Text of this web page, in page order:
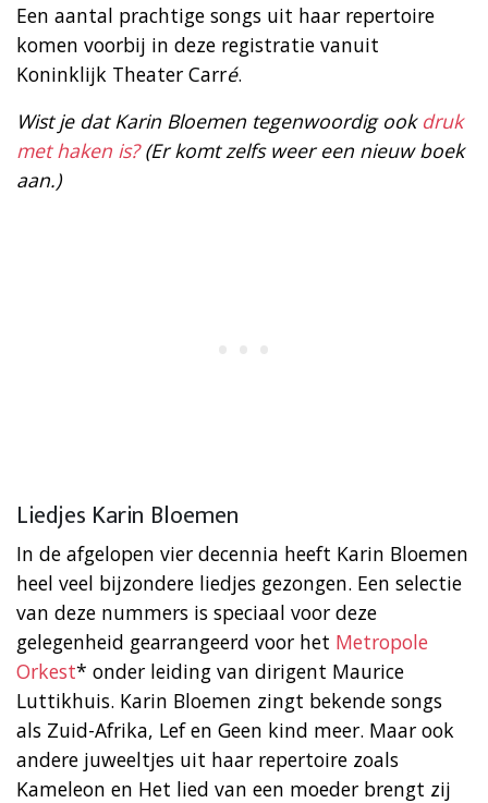
Een aantal prachtige songs uit haar repertoire
komen voorbij in deze registratie vanuit
Koninklijk Theater Carré.
Wist je dat Karin Bloemen tegenwoordig ook druk
met haken is?(Er komt zelfs weer een nieuw boek
aan.)
Liedjes Karin Bloemen
In de afgelopen vier decennia heeft Karin Bloemen
heel veel bijzondere liedjes gezongen. Een selectie
van deze nummers is speciaal voor deze
gelegenheid gearrangeerd voor het Metropole
Orkest* onder leiding van dirigent Maurice
Luttikhuis. Karin Bloemen zingt bekende songs
als Zuid-Afrika, Lef en Geen kind meer. Maar ook
andere juweeltjes uit haar repertoire zoals
Kameleon en Het lied van een moeder brengt zij